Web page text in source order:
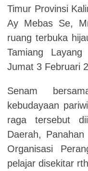
Timur Provinsi
Ay Mebas Se,
ruang terbuka
Tamiang
Jumat 3 Februari
Senam
kebudayaan
raga tersebut
Daerah,
Organisasi
pelajar disekitar